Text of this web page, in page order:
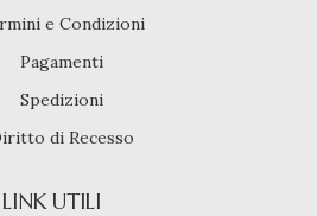
e Condizioni
Pagamenti
Spedizioni
di Recesso
LINK UTILI